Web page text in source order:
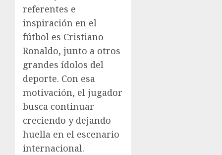
referentes e
inspiración en el
fútbol es Cristiano
Ronaldo, junto a otros
grandes ídolos del
deporte. Con esa
motivación, el jugador
busca continuar
creciendo y dejando
huella en el escenario
internacional.